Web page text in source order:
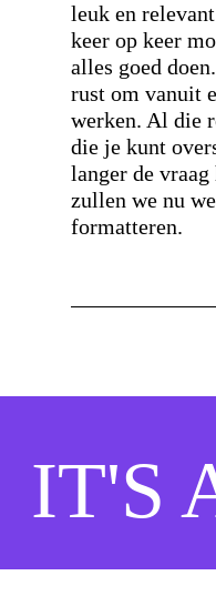
leuk en
keer op keer
alles goed
rust om vanuit
werken. Al die
die je kunt
langer de
zullen we nu
formatteren.
IT'S